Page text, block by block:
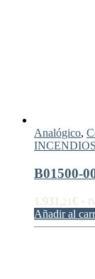
Analógico,
INCENDIOS
B01500-
1.931,21 € +
Añadir al